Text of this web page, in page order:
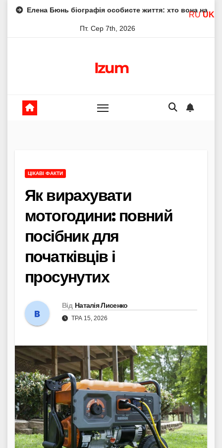
біографія особисте життя: хто вона насправді
Пт. Сер 7th, 2026
Izum
ЦІКАВІ ФАКТИ
Як вирахувати
мотогодини: повний
посібник для
початківців і
просунутих
Від Наталія Лисенко
ТРА 15, 2026
RU UK